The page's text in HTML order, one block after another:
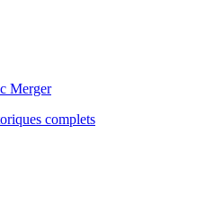
Merger
complets